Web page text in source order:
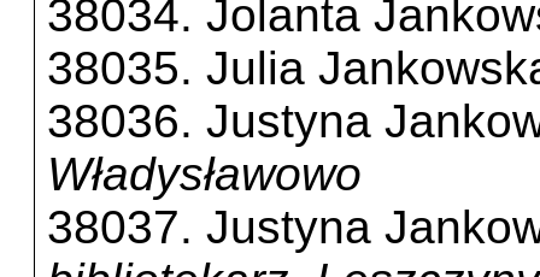
38034. Jolanta
38035. Julia
38036. Justyna
Władysławowo
38037. Justyna